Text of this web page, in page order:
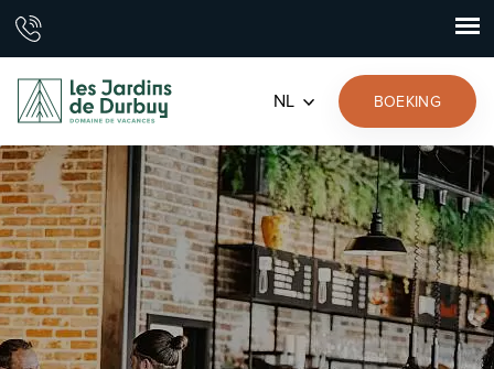
NL BOEKING